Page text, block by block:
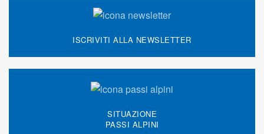
ISCRIVITI ALLA NEWSLETTER
SITUAZIONE
PASSI ALPINI